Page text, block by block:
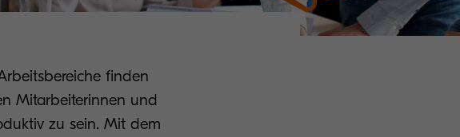
finden
Mitarbeiterinnen und
zu sein. Mit dem